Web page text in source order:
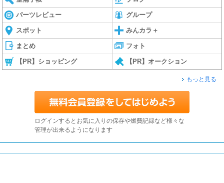
パーツレビュー グループ
スポット みんカラ＋
まとめ フォト
【PR】ショッピング 【PR】オークション
もっと見る
ログインするとお気に入りの保存や燃費記録など様々な
管理が出来るようになります